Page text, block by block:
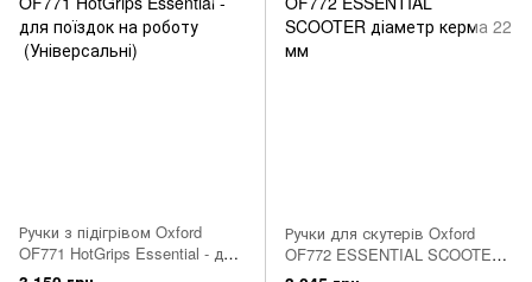
Ручки з підігрівом Oxford
OF771 HotGrips Essential - для
поїздок на роботу
Ручки для скутерів Oxford
OF772 ESSENTIAL SCOOTER
діаметр керма 22 мм